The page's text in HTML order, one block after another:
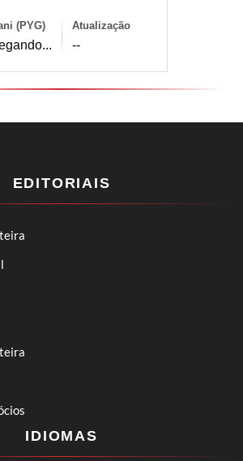
(PYG) Atualização
--
EDITORIAIS
IDIOMAS